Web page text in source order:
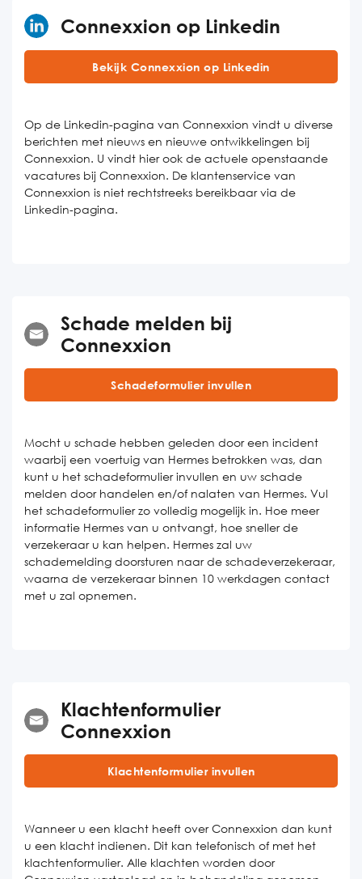
Connexxion op Linkedin
Bekijk Connexxion op Linkedin
Op de Linkedin-pagina van Connexxion vindt u diverse
berichten met nieuws en nieuwe ontwikkelingen bij
Connexxion. U vindt hier ook de actuele openstaande
vacatures bij Connexxion. De klantenservice van
Connexxion is niet rechtstreeks bereikbaar via de
Linkedin-pagina.
Schade melden bij
Connexxion
Schadeformulier invullen
Mocht u schade hebben geleden door een incident
waarbij een voertuig van Hermes betrokken was, dan
kunt u het schadeformulier invullen en uw schade
melden door handelen en/of nalaten van Hermes. Vul
het schadeformulier zo volledig mogelijk in. Hoe meer
informatie Hermes van u ontvangt, hoe sneller de
verzekeraar u kan helpen. Hermes zal uw
schademelding doorsturen naar de schadeverzekeraar,
waarna de verzekeraar binnen 10 werkdagen contact
met u zal opnemen.
Klachtenformulier
Connexxion
Klachtenformulier invullen
Wanneer u een klacht heeft over Connexxion dan kunt
u een klacht indienen. Dit kan telefonisch of met het
klachtenformulier. Alle klachten worden door